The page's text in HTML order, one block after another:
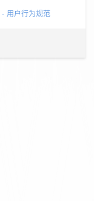
· 用户行为规范